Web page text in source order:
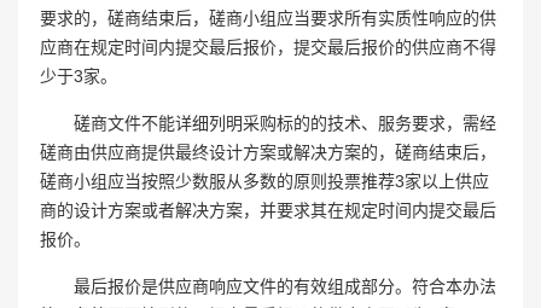
要求的，磋商结束后，磋商小组应当要求所有实质性响应的供
应商在规定时间内提交最后报价，提交最后报价的供应商不得
少于3家。
磋商文件不能详细列明采购标的的技术、服务要求，需经
磋商由供应商提供最终设计方案或解决方案的，磋商结束后，
磋商小组应当按照少数服从多数的原则投票推荐3家以上供应
商的设计方案或者解决方案，并要求其在规定时间内提交最后
报价。
最后报价是供应商响应文件的有效组成部分。符合本办法